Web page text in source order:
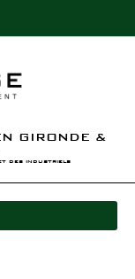
GIRONDE &
des industriels